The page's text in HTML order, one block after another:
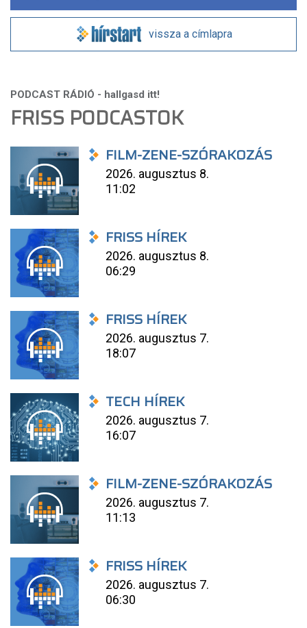
vissza a címlapra
FRISS PODCASTOK
FILM-ZENE-SZÓRAKOZÁS
2026. augusztus 8.
11:02
FRISS HÍREK
2026. augusztus 8.
06:29
FRISS HÍREK
2026. augusztus 7.
18:07
TECH HÍREK
2026. augusztus 7.
16:07
FILM-ZENE-SZÓRAKOZÁS
2026. augusztus 7.
11:13
FRISS HÍREK
2026. augusztus 7.
06:30